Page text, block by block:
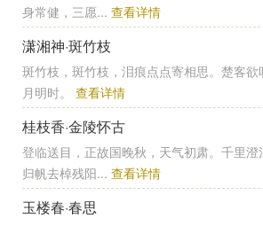
身常健，三愿... 查看详情
潇湘神·斑竹枝
斑竹枝，斑竹枝，泪痕点点寄相思。楚客
月明时。 查看详情
桂枝香·金陵怀古
登临送目，正故国晚秋，天气初肃。千里澄
归帆去棹残阳... 查看详情
玉楼春·春思